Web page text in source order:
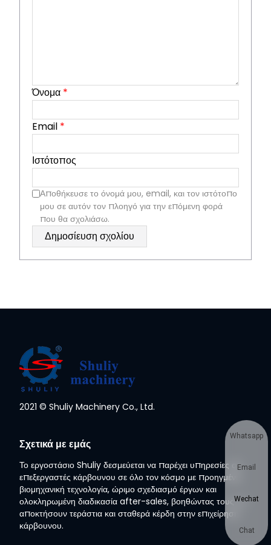
Όνομα *
Email *
Ιστότοπος
Αποθήκευσε το όνομά μου, email, και τον ιστότοπο
μου σε αυτόν τον πλοηγό για την επόμενη φορά
που θα σχολιάσω.
2021 © Shuliy Machinery Co., Ltd.
Σχετικά με εμάς
Το εργοστάσιο Shuliy δεσμεύεται να παρέχει υπηρεσίες σε
επεξεργαστές κάρβουνου σε όλο τον κόσμο με προηγμένη
βιομηχανική τεχνολογία, ώριμο σχεδιασμό έργων και
ολοκληρωμένη διαδικασία after-sales, βοηθώντας τους να
αποκτήσουν τεράστια και σταθερά κέρδη στην επιχείρηση
κάρβουνου.
Whatsapp
Email
Wechat
Chat